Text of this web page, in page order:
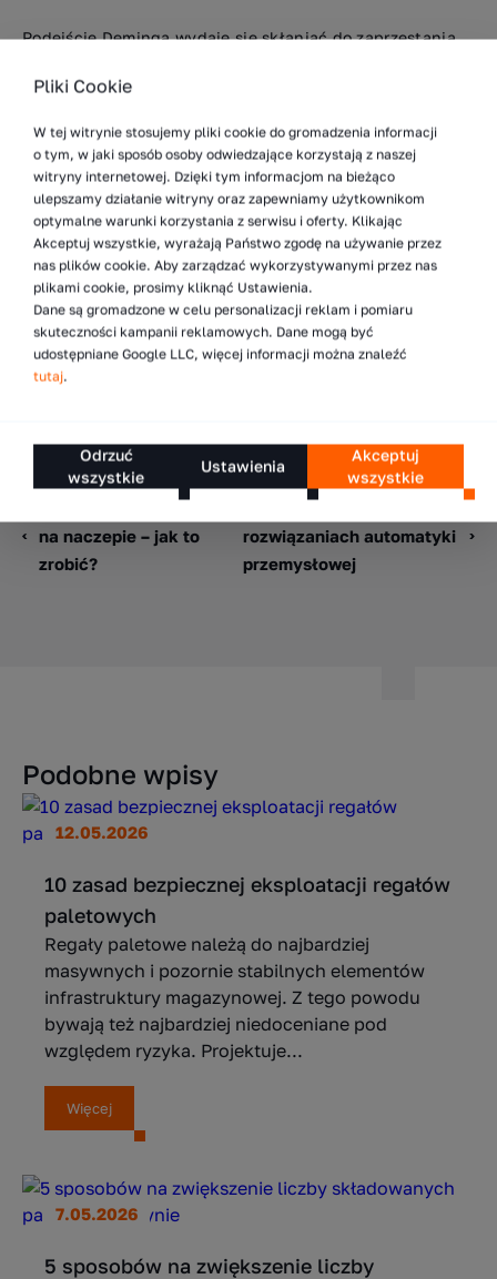
Podejście Deminga wydaje się skłaniać do zaprzestania
poprawki, aby usunąć nieefektywności w procesach
procesy w celu zwiększenia jakości – bez względu na to,
jakie możliwości istnieją. Aby to zrobić należy
zdefiniować proces, który chcemy zoptymalizować,
zmierzyć, jak obecnie działa, przeanalizować, jak można
go zoptymalizować, i zdecydować, jak go ulepszyć.
Następnie zaimplementować nowy proces i stworzyć plan
jego pomiaru oraz ponownego przeglądu w przyszłości.
na naczepie – jak to
zrobić?
rozwiązaniach automatyki
przemysłowej
Podobne wpisy
12.05.2026
10 zasad bezpiecznej eksploatacji regałów
paletowych
Regały paletowe należą do najbardziej
masywnych i pozornie stabilnych elementów
infrastruktury magazynowej. Z tego powodu
bywają też najbardziej niedoceniane pod
względem ryzyka. Projektuje...
Więcej
7.05.2026
5 sposobów na zwiększenie liczby
Pliki Cookie
W tej witrynie stosujemy pliki cookie do gromadzenia informacji
o tym, w jaki sposób osoby odwiedzające korzystają z naszej
witryny internetowej. Dzięki tym informacjom na bieżąco
ulepszamy działanie witryny oraz zapewniamy użytkownikom
optymalne warunki korzystania z serwisu i oferty. Klikając
Akceptuj wszystkie, wyrażają Państwo zgodę na używanie przez
nas plików cookie. Aby zarządzać wykorzystywanymi przez nas
plikami cookie, prosimy kliknąć Ustawienia.
Dane są gromadzone w celu personalizacji reklam i pomiaru
skuteczności kampanii reklamowych. Dane mogą być
udostępniane Google LLC, więcej informacji można znaleźć
tutaj.
Odrzuć
wszystkie
Ustawienia
Akceptuj
wszystkie